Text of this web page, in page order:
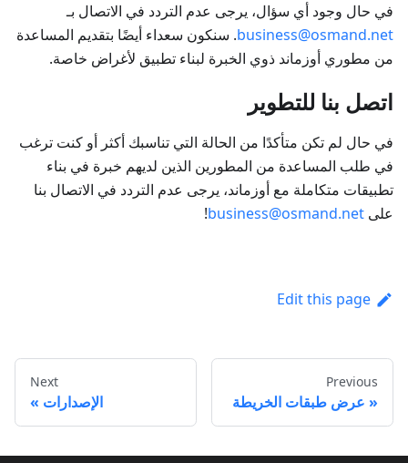
في حال وجود أي سؤال، يرجى عدم التردد في الاتصال بـ
business@osmand.net. سنكون سعداء أيضًا بتقديم المساعدة
من مطوري أوزماند ذوي الخبرة لبناء تطبيق لأغراض خاصة.
اتصل بنا للتطوير
في حال لم تكن متأكدًا من الحالة التي تناسبك أكثر أو كنت ترغب
في طلب المساعدة من المطورين الذين لديهم خبرة في بناء
تطبيقات متكاملة مع أوزماند، يرجى عدم التردد في الاتصال بنا
على business@osmand.net
!
Edit this page
Previous
عرض طبقات الخريطة
Next
الإصدارات